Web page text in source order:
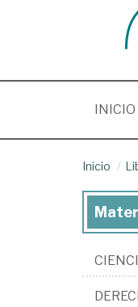
INICIO
Inicio